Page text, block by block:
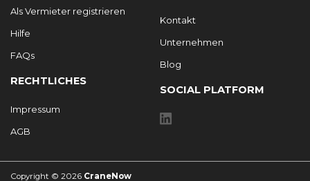
Als Vermieter registrieren
Hilfe
FAQs
RECHTLICHES
Impressum
AGB
Kontakt
Unternehmen
Blog
SOCIAL PLATFORM
Copyright © 2026 CraneNow